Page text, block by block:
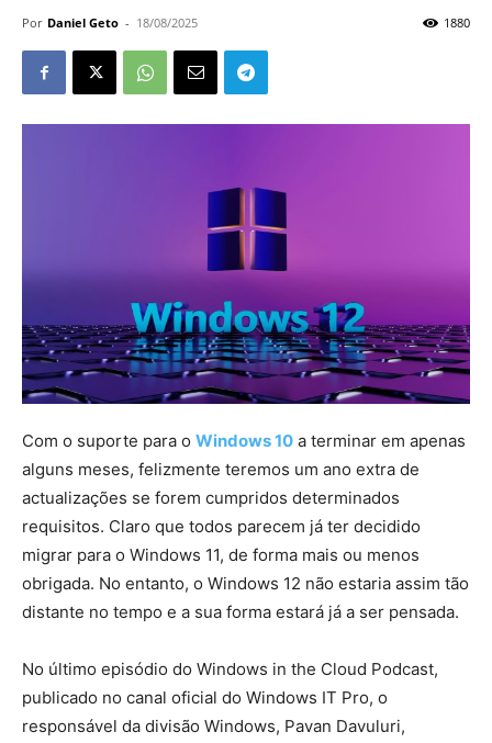
Por Daniel Geto - 18/08/2025 1880
Com o suporte para o Windows 10 a terminar em apenas
alguns meses, felizmente teremos um ano extra de
actualizações se forem cumpridos determinados
requisitos. Claro que todos parecem já ter decidido
migrar para o Windows 11, de forma mais ou menos
obrigada. No entanto, o Windows 12 não estaria assim tão
distante no tempo e a sua forma estará já a ser pensada.
No último episódio do Windows in the Cloud Podcast,
publicado no canal oficial do Windows IT Pro, o
responsável da divisão Windows, Pavan Davuluri,